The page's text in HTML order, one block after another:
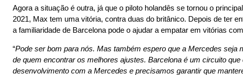
Agora a situação é outra, já que o piloto holandês se tornou o
2021, Max tem uma vitória, contra duas do britânico. Depois de ter
a familiaridade de Barcelona pode o ajudar a empatar em vitórias
“Pode ser bom para nós. Mas também espero que a Mercedes seja
de quem encontrar os melhores ajustes. Barcelona é um circuito
desenvolvimento com a Mercedes e precisamos garantir que